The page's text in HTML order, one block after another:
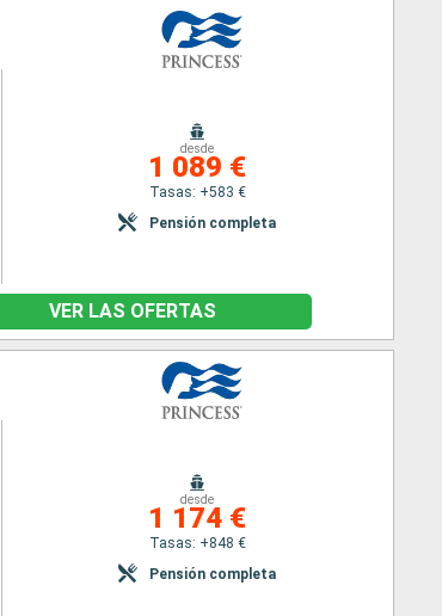
desde
1 089 €
Tasas: +583 €
Pensión completa
VER LAS OFERTAS
desde
1 174 €
Tasas: +848 €
Pensión completa